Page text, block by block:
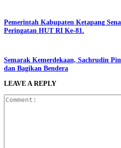
Pemerintah Kabupaten Ketapang
Peringatan HUT RI Ke-81.
Semarak Kemerdekaan, Sachrudin
dan Bagikan Bendera
LEAVE A REPLY